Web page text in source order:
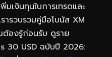
มเงินทุนในการเทรดและ
ารวบรวมคู่มือโบนัส XM
องรู้ก่อนรับ ดูราย
30 USD ฉบับปี 2026: